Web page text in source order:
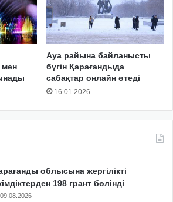
мен
Ауа райына байланысты
бүгін Қарағандыда
сабақтар онлайн өтеді
16.01.2026
облысына жергілікті
198 грант бөлінді
09.08.2026